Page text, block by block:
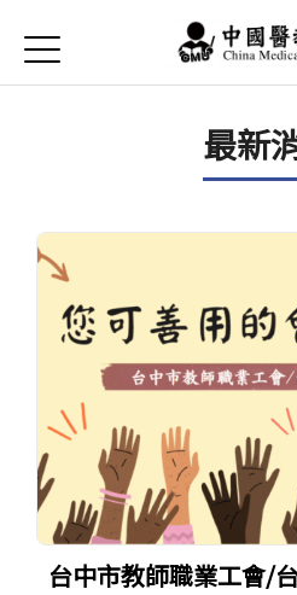
首頁
最新消息
Open submenu (本會簡
現任幹部
活動花絮
Open submenu (會議記
會議記錄
表單及退撫金
Jump to
Jump to
最新
台中市教師職業工會/